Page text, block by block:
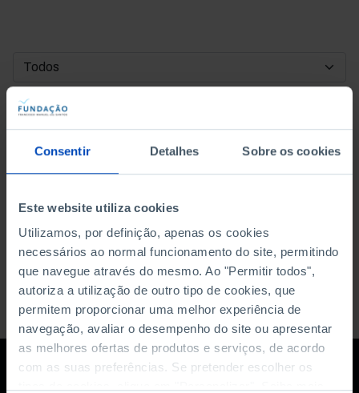
Consentir Detalhes Sobre os cookies
Este website utiliza cookies
Utilizamos, por definição, apenas os cookies
necessários ao normal funcionamento do site, permitindo
que navegue através do mesmo. Ao "Permitir todos",
autoriza a utilização de outro tipo de cookies, que
permitem proporcionar uma melhor experiência de
navegação, avaliar o desempenho do site ou apresentar
as melhores ofertas de produtos e serviços, de acordo
com as suas preferências. Se pretender escolher os
DATA DE INÍCIO
DATA DE FIM